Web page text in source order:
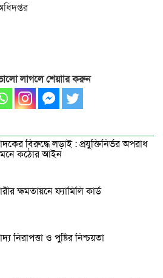
লাগলে শেয়াার করুন
বিরুদ্ধে লড়াই : প্রযুক্তিনির্ভর অপরাধ
কঠোর আইন
ক্ষমতায়নে ফ্যামিলি কার্ড
নিরাপত্তা ও পুষ্টির নিশ্চয়তা